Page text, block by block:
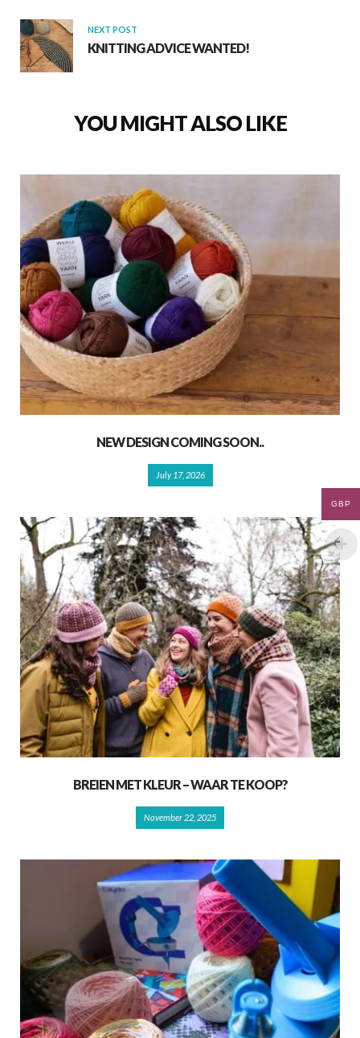
NEXT POST
KNITTING ADVICE WANTED!
YOU MIGHT ALSO LIKE
NEW DESIGN COMING SOON..
July 17, 2026
BREIEN MET KLEUR – WAAR TE KOOP?
November 22, 2025
GBP